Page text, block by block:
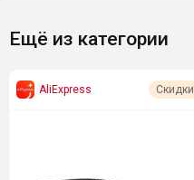
Ещё из категории
AliExpress Скидки